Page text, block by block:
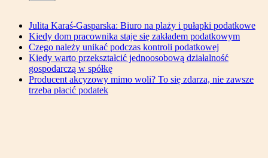
Julita Karaś-Gasparska: Biuro na plaży i pułapki podatkowe
Kiedy dom pracownika staje się zakładem podatkowym
Czego należy unikać podczas kontroli podatkowej
Kiedy warto przekształcić jednoosobową działalność
gospodarczą w spółkę
Producent akcyzowy mimo woli? To się zdarza, nie zawsze
trzeba płacić podatek